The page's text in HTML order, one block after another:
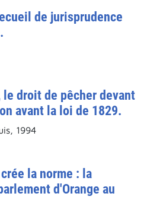
de jurisprudence
droit de pêcher devant
avant la loi de 1829.
1994
la norme : la
d'Orange au